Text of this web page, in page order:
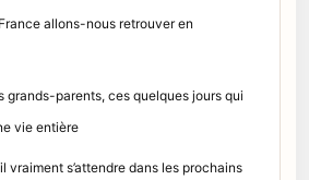
allons-nous retrouver en
grands-parents, ces quelques jours qui
vie entière
vraiment s’attendre dans les prochains